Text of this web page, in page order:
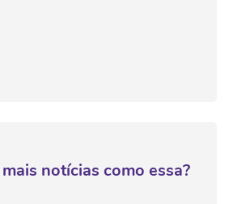
notícias como essa?